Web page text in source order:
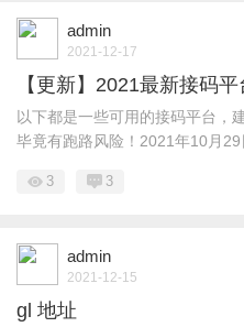
admin
2021-12-17
【更新】2021最新接码
以下都是一些可用的接码平台，
毕竟有跑路风险！2021年10月29
3 3
admin
2021-12-15
gl 地址